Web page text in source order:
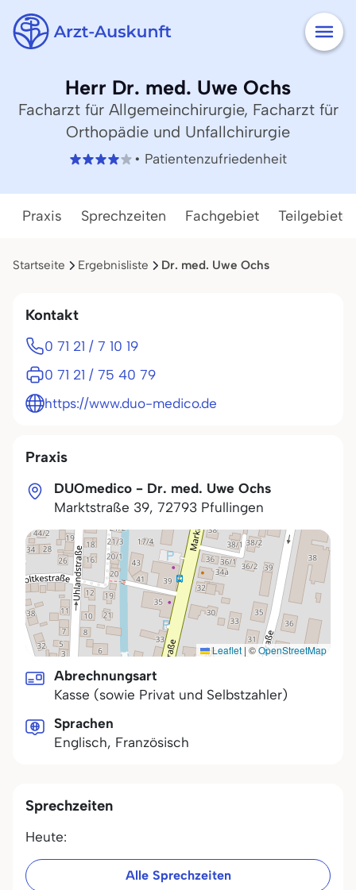
Herr Dr. med. Uwe Ochs
Facharzt für Allgemeinchirurgie, Facharzt für
Orthopädie und Unfallchirurgie
• Patientenzufriedenheit
Praxis Sprechzeiten Fachgebiet Teilgebiete
Startseite Ergebnisliste Dr. med. Uwe Ochs
Praxis
DUOmedico - Dr. med. Uwe Ochs
Marktstraße 39, 72793 Pfullingen
Leaflet | ©OpenStreetMap
Abrechnungsart
Kasse (sowie Privat und Selbstzahler)
Sprachen
Englisch, Französisch
Sprechzeiten
Heute:
Alle Sprechzeiten
Kontakt
0 71 21 / 7 10 19
0 71 21 / 75 40 79
https://www.duo-medico.de